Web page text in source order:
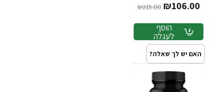
Factor
₪106.00
₪215.00
הוסף
לעגלה
האם יש לך שאלה?